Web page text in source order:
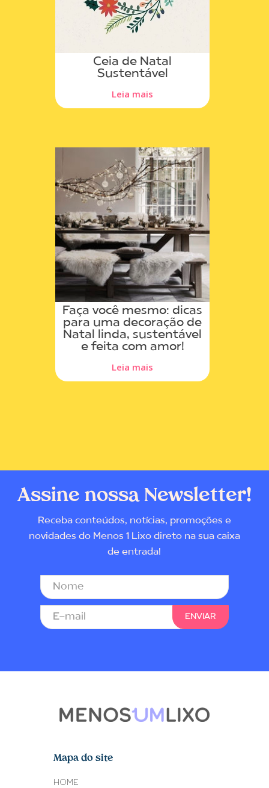
Ceia de Natal
Sustentável
Leia mais
Faça você mesmo: dicas
para uma decoração de
Natal linda, sustentável
e feita com amor!
Leia mais
Assine nossa Newsletter!
Receba conteúdos, notícias, promoções e
novidades do Menos 1 Lixo direto na sua caixa
de entrada!
Mapa do site
HOME